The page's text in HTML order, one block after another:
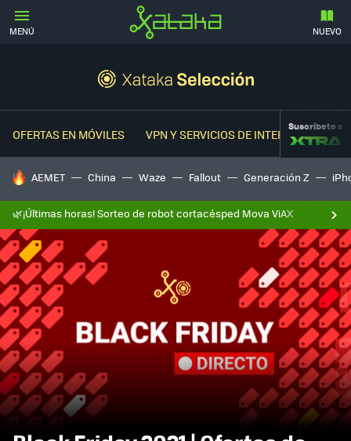
MENÚ NUEVO
OFERTAS EN MÓVILES VPN Y SERVICIOS DE INTERNETSuscríbete a
HOY SE HABLA DE
AEMET China Waze Fallout Generación Z
🌿¡Últimas horas! Sorteo de robot cortacésped Mova ViAX